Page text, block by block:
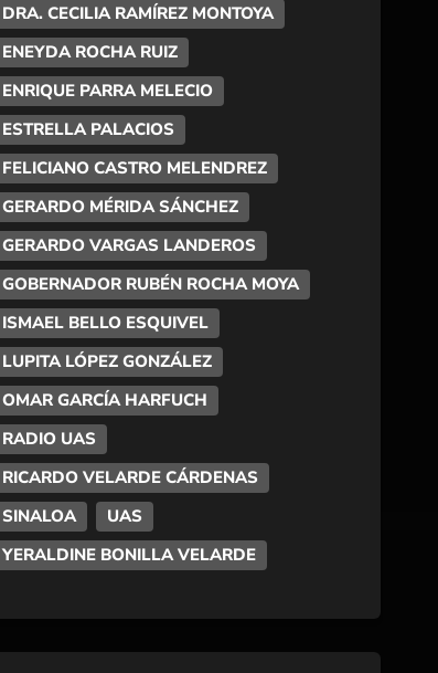
DRA. CECILIA RAMÍREZ MONTOYA
ENEYDA ROCHA RUIZ
ENRIQUE PARRA MELECIO
ESTRELLA PALACIOS
FELICIANO CASTRO MELENDREZ
GERARDO MÉRIDA SÁNCHEZ
GERARDO VARGAS LANDEROS
GOBERNADOR RUBÉN ROCHA MOYA
ISMAEL BELLO ESQUIVEL
LUPITA LÓPEZ GONZÁLEZ
OMAR GARCÍA HARFUCH
RADIO UAS
RICARDO VELARDE CÁRDENAS
SINALOA
UAS
YERALDINE BONILLA VELARDE